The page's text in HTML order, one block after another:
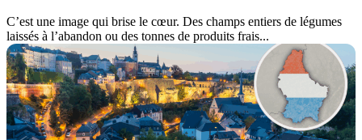
C’est une image qui brise le cœur. Des champs entiers de légumes
laissés à l’abandon ou des tonnes de produits frais...